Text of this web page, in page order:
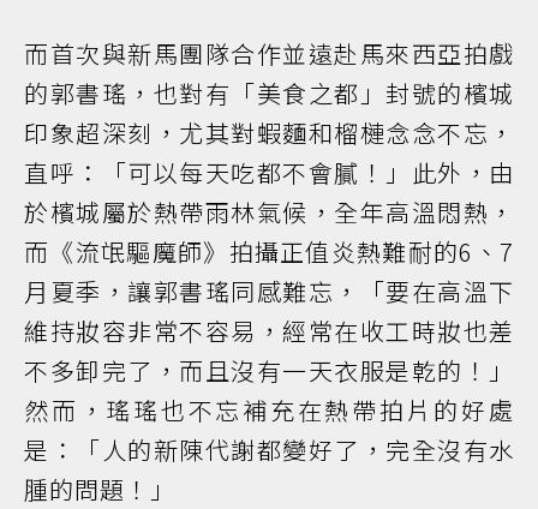
而首次與新馬團隊合作並遠赴馬來西亞拍戲
的郭書瑤，也對有「美食之都」封號的檳城
印象超深刻，尤其對蝦麵和榴槤念念不忘，
直呼：「可以每天吃都不會膩！」此外，由
於檳城屬於熱帶雨林氣候，全年高溫悶熱，
而《流氓驅魔師》拍攝正值炎熱難耐的6、7
月夏季，讓郭書瑤同感難忘，「要在高溫下
維持妝容非常不容易，經常在收工時妝也差
不多卸完了，而且沒有一天衣服是乾的！」
然而，瑤瑤也不忘補充在熱帶拍片的好處
是：「人的新陳代謝都變好了，完全沒有水
腫的問題！」